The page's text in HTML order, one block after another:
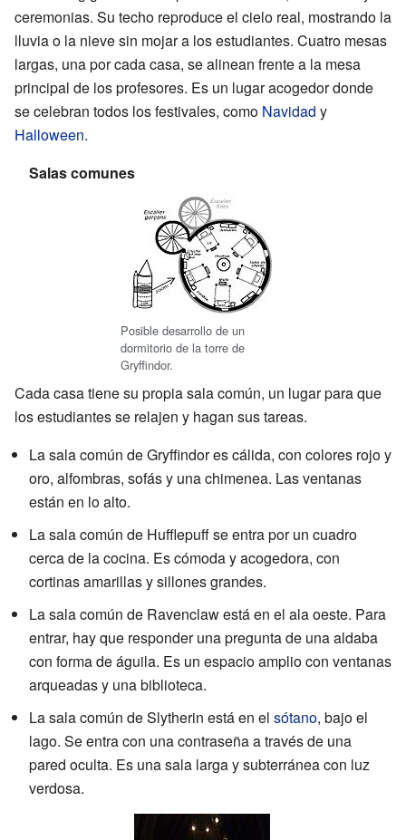
ceremonias. Su techo reproduce el cielo real, mostrando la
lluvia o la nieve sin mojar a los estudiantes. Cuatro mesas
largas, una por cada casa, se alinean frente a la mesa
principal de los profesores. Es un lugar acogedor donde
se celebran todos los festivales, como Navidad y
Halloween.
Salas comunes
Posible desarrollo de un
dormitorio de la torre de
Gryffindor.
Cada casa tiene su propia sala común, un lugar para que
los estudiantes se relajen y hagan sus tareas.
La sala común de Gryffindor es cálida, con colores rojo y
oro, alfombras, sofás y una chimenea. Las ventanas
están en lo alto.
La sala común de Hufflepuff se entra por un cuadro
cerca de la cocina. Es cómoda y acogedora, con
cortinas amarillas y sillones grandes.
La sala común de Ravenclaw está en el ala oeste. Para
entrar, hay que responder una pregunta de una aldaba
con forma de águila. Es un espacio amplio con ventanas
arqueadas y una biblioteca.
La sala común de Slytherin está en el sótano, bajo el
lago. Se entra con una contraseña a través de una
pared oculta. Es una sala larga y subterránea con luz
verdosa.